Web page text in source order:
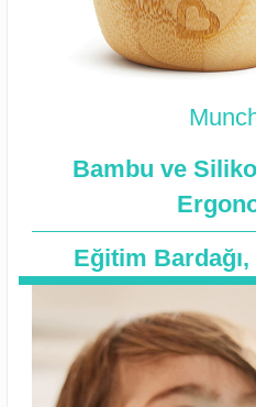
Bambu ve
Eğitim